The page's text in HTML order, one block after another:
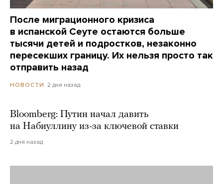
После миграционного кризиса
в испанской Сеуте остаются больше
тысячи детей и подростков, незаконно
пересекших границу. Их нельзя просто так
отправить назад
НОВОСТИ 2 дня назад
Bloomberg: Путин начал давить
на Набиуллину из-за ключевой ставки
2 дня назад